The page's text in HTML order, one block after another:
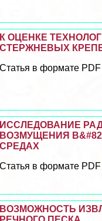
К ОЦЕНКЕ
СТЕРЖНЕВЫХ
Статья в формате PDF
ИССЛЕДОВАНИЕ
ВОЗМУЩЕНИЯ
СРЕДАХ
Статья в формате PDF
ВОЗМОЖНОСТЬ